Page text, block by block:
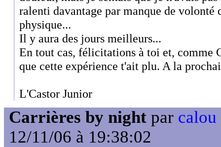
ralenti davantage par manque de volonté
physique...
Il y aura des jours meilleurs...
En tout cas, félicitations à toi et, comme
que cette expérience t'ait plu. A la
L'Castor Junior
Carrières by night par calou
12/11/06 à 19:38:02